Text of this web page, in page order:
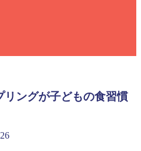
ングが子どもの食習慣